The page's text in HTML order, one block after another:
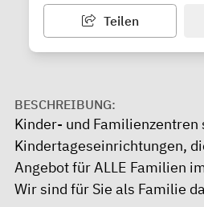
Teilen
BESCHREIBUNG:
Kinder- und Familienzentren
Kindertageseinrichtungen,
Angebot für ALLE Familien
Wir sind für Sie als Familie